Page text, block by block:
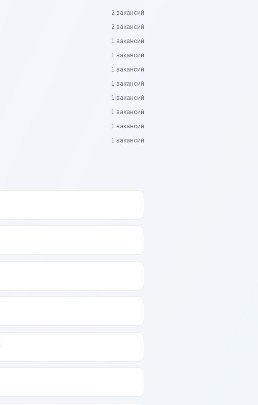
2 вакансий
2 вакансий
1 вакансий
1 вакансий
1 вакансий
1 вакансий
1 вакансий
1 вакансий
1 вакансий
1 вакансий